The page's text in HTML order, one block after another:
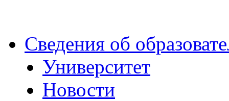
Сведения об
Университет
Новости